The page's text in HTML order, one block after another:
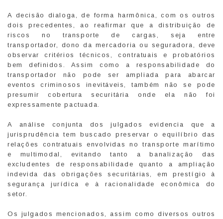
A decisão dialoga, de forma harmônica, com os outros
dois precedentes, ao reafirmar que a distribuição de
riscos no transporte de cargas, seja entre
transportador, dono da mercadoria ou seguradora, deve
observar critérios técnicos, contratuais e probatórios
bem definidos. Assim como a responsabilidade do
transportador não pode ser ampliada para abarcar
eventos criminosos inevitáveis, também não se pode
presumir cobertura securitária onde ela não foi
expressamente pactuada.
A análise conjunta dos julgados evidencia que a
jurisprudência tem buscado preservar o equilíbrio das
relações contratuais envolvidas no transporte marítimo
e multimodal, evitando tanto a banalização das
excludentes de responsabilidade quanto a ampliação
indevida das obrigações securitárias, em prestígio à
segurança jurídica e à racionalidade econômica do
setor.
Os julgados mencionados, assim como diversos outros